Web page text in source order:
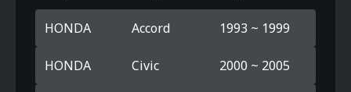
HONDA Accord 1993 ~ 1999
HONDA Civic 2000 ~ 2005